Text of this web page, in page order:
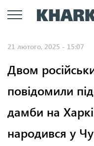
21 лютого, 2025 - 15:07
Двом
повідомили
дамби на
народився у